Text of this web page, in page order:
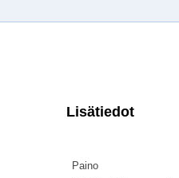
Lisätiedot
Paino